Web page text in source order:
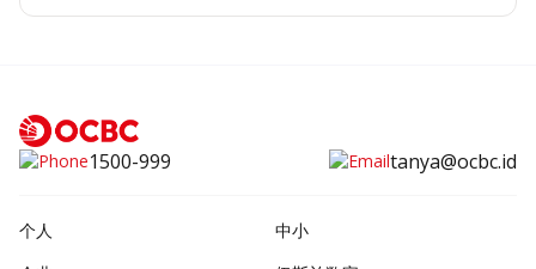
1500-999 tanya@ocbc.id
个人
中小